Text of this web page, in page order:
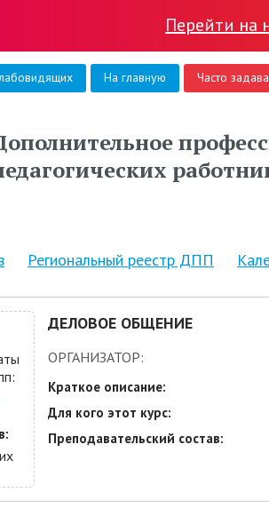
Перейти на
На главную Часто
Региональный реестр ДПП
ДЕЛОВОЕ ОБЩЕНИЕ
ОРГАНИЗАТОР:
Краткое описание:
Для кого этот курс:
Преподавательский состав: